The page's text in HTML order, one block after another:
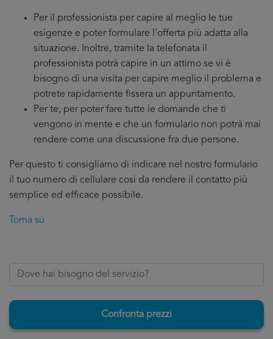
Per il professionista per capire al meglio le tue
esigenze e poter formulare l’offerta più adatta alla
situazione. Inoltre, tramite la telefonata il
professionista potrà capire in un attimo se vi è
bisogno di una visita per capire meglio il problema e
potrete rapidamente fissera un appuntamento.
Per te, per poter fare tutte le domande che ti
vengono in mente e che un formulario non potrà mai
rendere come una discussione fra due persone.
Per questo ti consigliamo di indicare nel nostro formulario
il tuo numero di cellulare cosi da rendere il contatto più
semplice ed efficace possibile.
Torna su
Confronta prezzi